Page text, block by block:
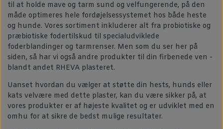
til at holde mave og tarm sund og velfungerende, på den
måde optimeres hele fordøjelsessystemet hos både heste
og hunde. Vores sortiment inkluderer alt fra probiotiske og
præbiotiske fodertilskud til specialudviklede
foderblandinger og tarmrenser. Men som du ser her på
siden, så har vi også andre produkter til din firbenede ven -
blandt andet RHEVA plasteret.
Uanset hvordan du vælger at støtte din hests, hunds eller
kats velvære med dette plaster, kan du være sikker på, at
vores produkter er af højeste kvalitet og er udviklet med en
omhu for at sikre de bedst mulige resultater.